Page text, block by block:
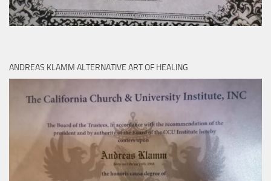
ANDREAS KLAMM ALTERNATIVE ART OF HEALING